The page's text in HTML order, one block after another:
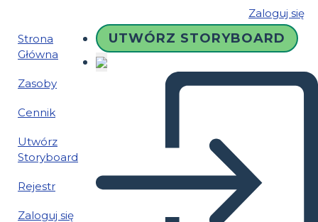
Zaloguj się
Strona
Główna
Zasoby
Cennik
Utwórz
Storyboard
Rejestr
Zaloguj się
UTWÓRZ STORYBOARD